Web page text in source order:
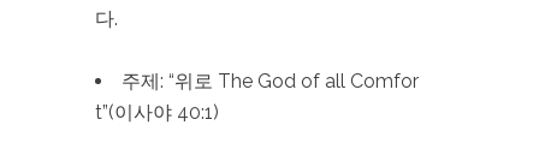
다.
주제: “위로 The God of all Comfor
t”(이사야 40:1)